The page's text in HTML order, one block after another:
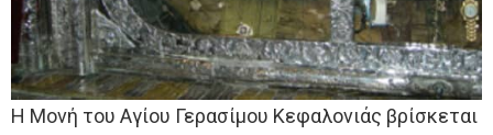
Η Μονή του Αγίου Γερασίμου Κεφαλονιάς βρίσκεται